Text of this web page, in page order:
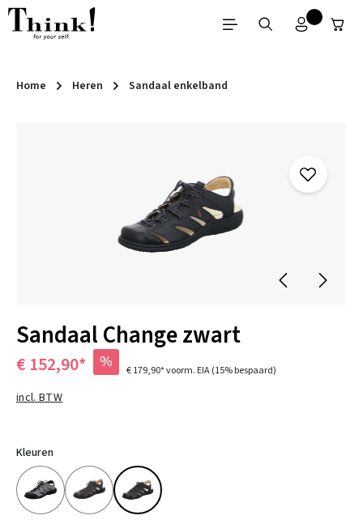
Ga naar de hoofdinhoud
Home Heren Sandaal enkelband
Sandaal Change zwart
€ 152,90* % € 179,90*voorm. EIA(15% bespaard)
incl. BTW
Kleuren